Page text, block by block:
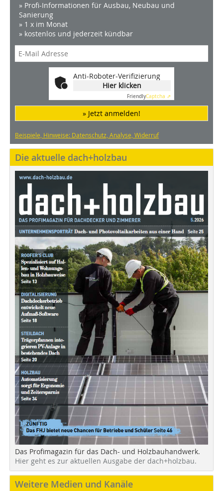
» Profi-Informationen für Ausbau, Neubau und
Sanierung
» 1 x im Monat
» kostenlos und jederzeit kündbar
Anti-Roboter-Verifizierung
Hier klicken
FriendlyCaptcha ⇗
» Jetzt anmelden!
Beispiele, Hinweise: Datenschutz, Analyse, Widerruf
Die aktuelle dach+holzbau
Das Profimagazin für das Dach- und Holzbauhandwerk.
Hier geht es zur aktuellen Ausgabe der dach+holzbau.
Weitere Medien und Kanäle